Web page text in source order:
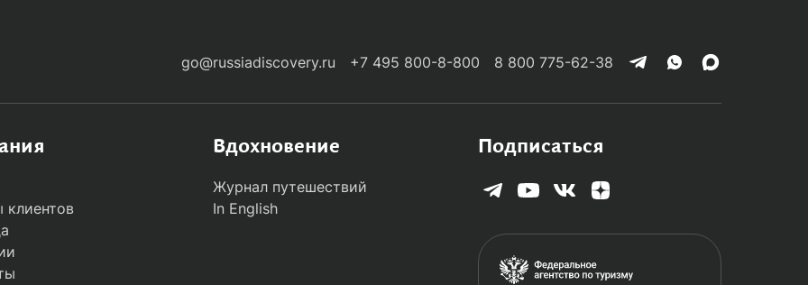
go@russiadiscovery.ru +7 495 800-8-800 8 800 775-62-38
клиентов
Вдохновение
Журнал путешествий
In English
Подписаться